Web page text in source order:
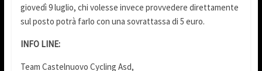
giovedì 9 luglio, chi volesse invece provvedere direttamente
sul posto potrà farlo con una sovrattassa di 5 euro.
INFO LINE:
Team Castelnuovo Cycling Asd,